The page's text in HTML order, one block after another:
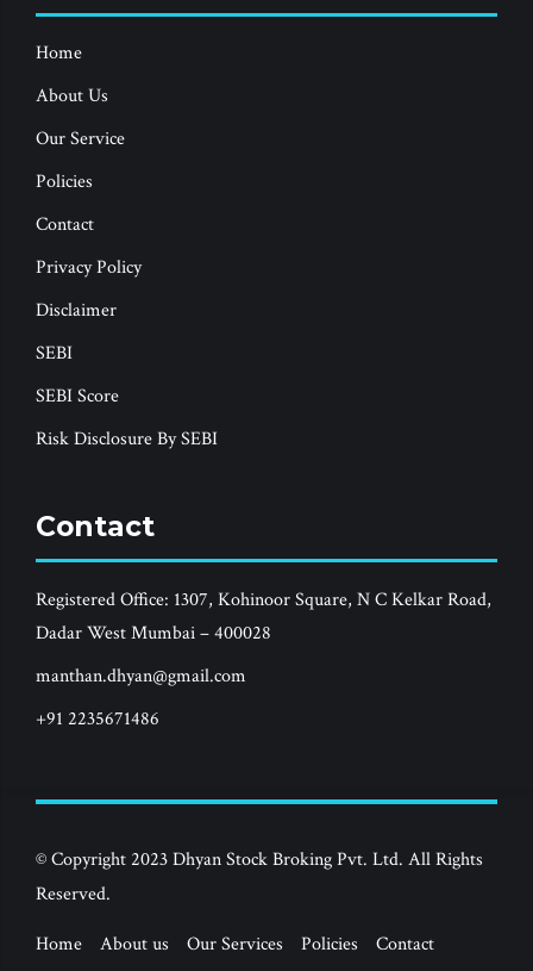
Home
About Us
Our Service
Policies
Contact
Privacy Policy
Disclaimer
SEBI
SEBI Score
Risk Disclosure By SEBI
Contact
Registered Office: 1307, Kohinoor Square, N C Kelkar Road,
Dadar West Mumbai – 400028
manthan.dhyan@gmail.com
+91 2235671486
© Copyright 2023 Dhyan Stock Broking Pvt. Ltd. All Rights
Reserved.
Home
About us Our Services Policies Contact